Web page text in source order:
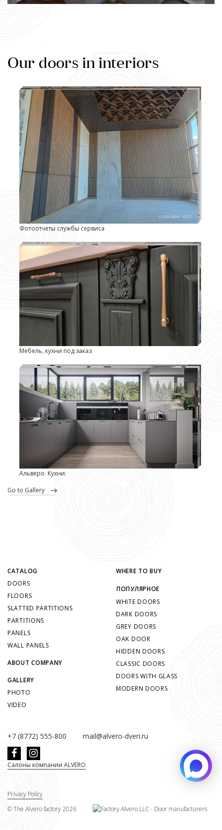
Our doors in interiors
Фотоотчеты службы сервиса
Мебель, кухни под заказ
Альверо. Кухни.
go to Gallery
+7 (8772) 555-800 mail@alvero-dveri.ru
Салоны компании ALVERO
CATALOG
DOORS
FLOORS
SLATTED PARTITIONS
PARTITIONS
PANELS
WALL PANELS
ABOUT COMPANY
GALLERY
PHOTO
VIDEO
WHERE TO BUY
ПОПУЛЯРНОЕ
WHITE DOORS
DARK DOORS
GREY DOORS
OAK DOOR
HIDDEN DOORS
CLASSIC DOORS
DOORS WITH GLASS
MODERN DOORS
©The Alvero factory2026
Privacy Policy